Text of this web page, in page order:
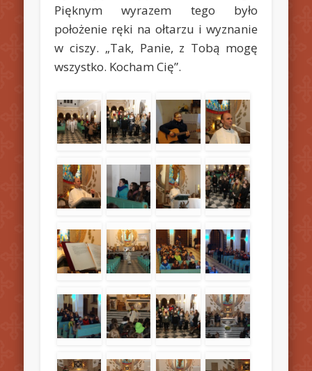
Pięknym wyrazem tego było
położenie ręki na ołtarzu i wyznanie
w ciszy. „Tak, Panie, z Tobą mogę
wszystko. Kocham Cię”.